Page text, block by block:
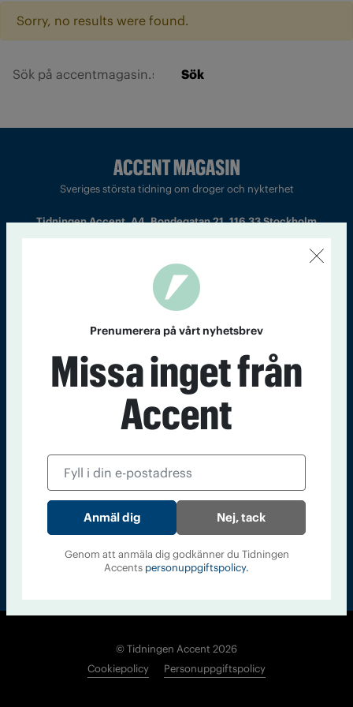
Sorry, no results were found.
Sök
Sveriges största tidning om droger och nykterhet
Tidningen Accent, A4, Bondegatan 21, 116 33 Stockholm
Chefredaktör och ansvarig utgivare: Barbro Janson Lundkvist,
barbro@a4.se.
Kontakt Om Tidningen Tidningsarkiv In English
Läs tidigare
Accent
© Tidningen Accent 2026
Cookiepolicy
Personuppgiftspolicy
Prenumerera på vårt nyhetsbrev
Missa inget från
Accent
Nej, tack
Genom att anmäla dig godkänner du Tidningen
Accents personuppgiftspolicy.